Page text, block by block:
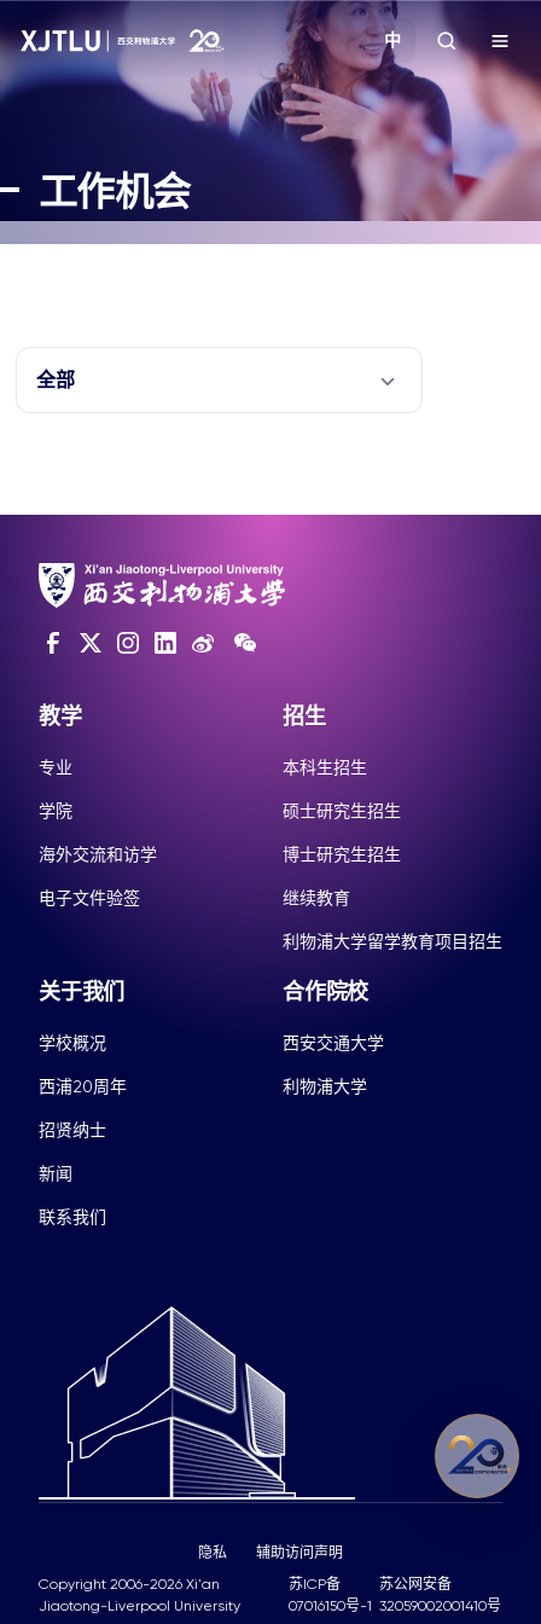
招生
学院
校园生活
中
工作机会
全部
教学
专业
学院
海外交流和访学
电子文件验签
招生
本科生招生
硕士研究生招生
博士研究生招生
继续教育
利物浦大学留学教育项目招生
关于我们
学校概况
西浦20周年
招贤纳士
新闻
联系我们
合作院校
西安交通大学
利物浦大学
Copyright 2006-2026 Xi'an
Jiaotong-Liverpool University
苏ICP备
07016150号-1
苏公网安备
32059002001410号
隐私 辅助访问声明